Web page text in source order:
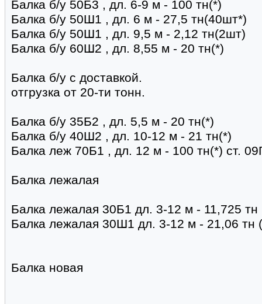
Балка б/у 50Б3 , дл. 6-9 м - 100 тн(*)
Балка б/у 50Ш1 , дл. 6 м - 27,5 тн(40шт*)
Балка б/у 50Ш1 , дл. 9,5 м - 2,12 тн(2шт)
Балка б/у 60Ш2 , дл. 8,55 м - 20 тн(*)
Балка б/у с доставкой.
отгрузка от 20-ти тонн.
Балка б/у 35Б2 , дл. 5,5 м - 20 тн(*)
Балка б/у 40Ш2 , дл. 10-12 м - 21 тн(*)
Балка леж 70Б1 , дл. 12 м - 100 тн(*) ст.
Балка лежалая
Балка лежалая 30Б1 дл. 3-12 м - 11,725
Балка лежалая 30Ш1 дл. 3-12 м - 21,06 тн
Балка новая